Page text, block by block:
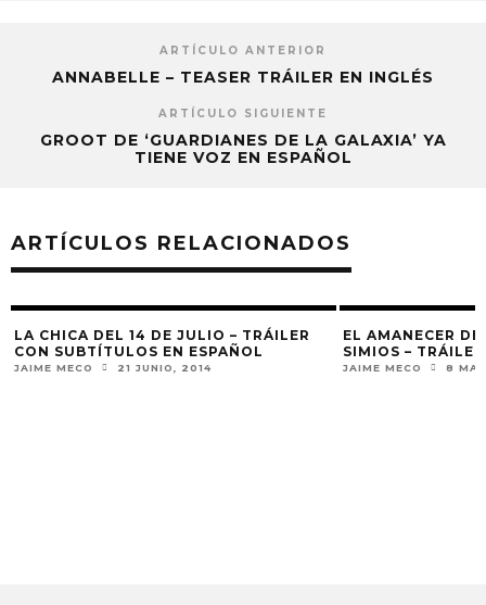
ARTÍCULO ANTERIOR
ANNABELLE – TEASER TRÁILER EN INGLÉS
ARTÍCULO SIGUIENTE
GROOT DE ‘GUARDIANES DE LA GALAXIA’ YA
TIENE VOZ EN ESPAÑOL
ARTÍCULOS RELACIONADOS
LA CHICA DEL 14 DE JULIO – TRÁILER
CON SUBTÍTULOS EN ESPAÑOL
JAIME MECO 21 JUNIO, 2014
EL AMANECER
SIMIOS –
JAIME MECO 8